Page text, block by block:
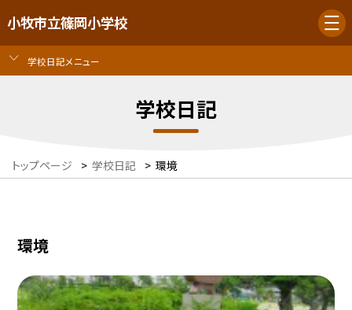
小牧市立篠岡小学校
学校日記メニュー
学校日記
トップページ > 学校日記 > 環境
環境